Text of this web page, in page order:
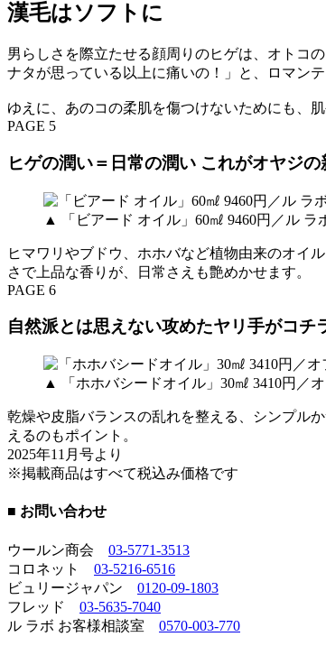
漢毛はソフトに
男らしさを際立たせる顔周りのヒゲは、オトコ
ナタが思っている以上に痛いの！」と、ロマン
ゆえに、あのコの柔肌を傷つけないためにも、
PAGE 5
ヒゲの潤い＝日常の潤い これがオヤジの
▲ 「ビアード オイル」60㎖ 9460円／ル ラ
ヒマワリやブドウ、ホホバなど植物由来のオイ
さで上品な香りが、日常さえも艶めかせます。
PAGE 6
自然派とは思えない攻めたヤリ手がコチ
▲ 「ホホバシードオイル」30㎖ 3410円／
乾燥や皮脂バランスの乱れを整える、シンプル
えるのもポイント。
2025年11月号より
※掲載商品はすべて税込み価格です
■ お問い合わせ
ウールン商会 03-5771-3513
コロネット 03-5216-6516
ビュリージャパン 0120-09-1803
フレッド 03-5635-7040
ル ラボ お客様相談室 0570-003-770